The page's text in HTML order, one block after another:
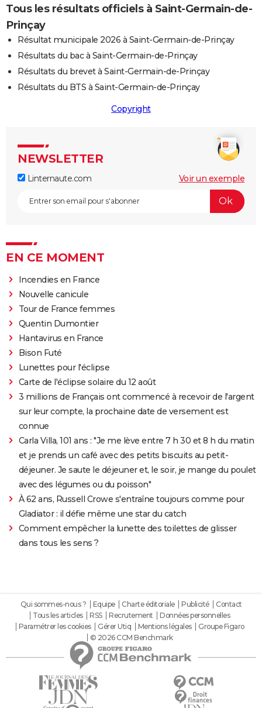
Tous les résultats officiels à Saint-Germain-de-
Prinçay
Résultat municipale 2026 à Saint-Germain-de-Prinçay
Résultats du bac à Saint-Germain-de-Prinçay
Résultats du brevet à Saint-Germain-de-Prinçay
Résultats du BTS à Saint-Germain-de-Prinçay
Copyright
NEWSLETTER
Linternaute.com Voir un exemple
EN CE MOMENT
Incendies en France
Nouvelle canicule
Tour de France femmes
Quentin Dumontier
Hantavirus en France
Bison Futé
Lunettes pour l'éclipse
Carte de l'éclipse solaire du 12 août
3 millions de Français ont commencé à recevoir de l'argent
sur leur compte, la prochaine date de versement est
connue
Carla Villa, 101 ans : "Je me lève entre 7 h 30 et 8 h du matin
et je prends un café avec des petits biscuits au petit-
déjeuner. Je saute le déjeuner et, le soir, je mange du poulet
avec des légumes ou du poisson"
À 62 ans, Russell Crowe s'entraîne toujours comme pour
Gladiator : il défie même une star du catch
Comment empêcher la lunette des toilettes de glisser
dans tous les sens ?
Qui sommes-nous ? Equipe Charte éditoriale Publicité
Contact
Tous les articles
RSS Recrutement
Données personnelles
Paramétrer les cookies
Gérer Utiq Mentions légales
Groupe Figaro
© 2026 CCM Benchmark